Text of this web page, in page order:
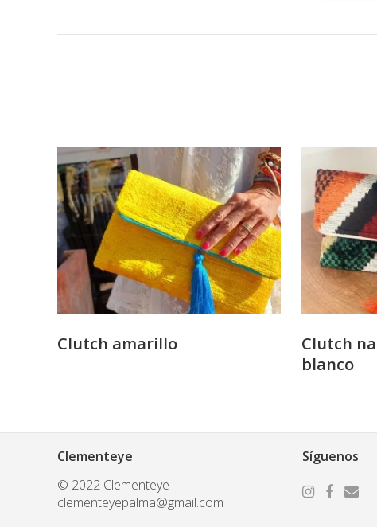
Clutch amarillo
Clutch
blanco
Clementeye
© 2022 Clementeye
clementeyepalma@gmail.com
Síguenos